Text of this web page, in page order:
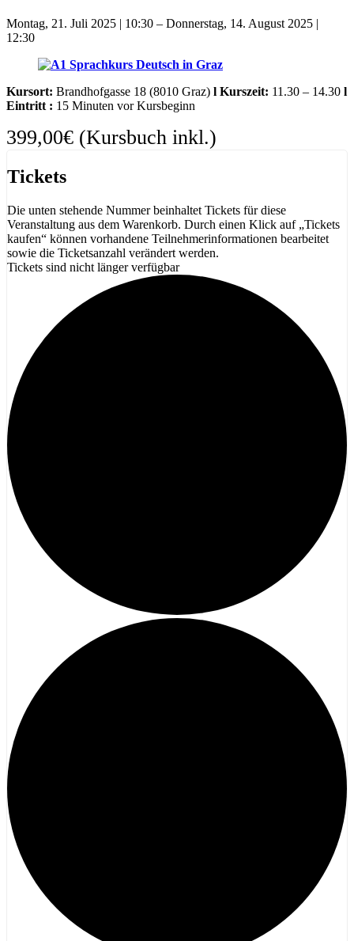
Montag, 21. Juli 2025 | 10:30 – Donnerstag, 14. August 2025 |
12:30
Kursort: Brandhofgasse 18 (8010 Graz) l Kurszeit: 11.30 – 14.30 l
Eintritt : 15 Minuten vor Kursbeginn
399,00€ (Kursbuch inkl.)
Tickets
Die unten stehende Nummer beinhaltet Tickets für diese
Veranstaltung aus dem Warenkorb. Durch einen Klick auf „Tickets
kaufen“ können vorhandene Teilnehmerinformationen bearbeitet
sowie die Ticketsanzahl verändert werden.
Tickets sind nicht länger verfügbar